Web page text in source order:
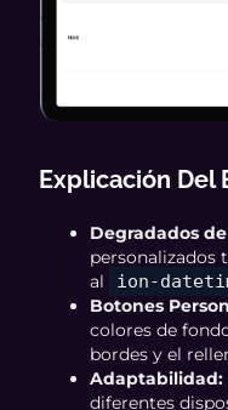
Explicación Del
Degradados
personalizados
al
ion-
Botones
colores de
bordes y el
Adaptabilidad:
diferentes